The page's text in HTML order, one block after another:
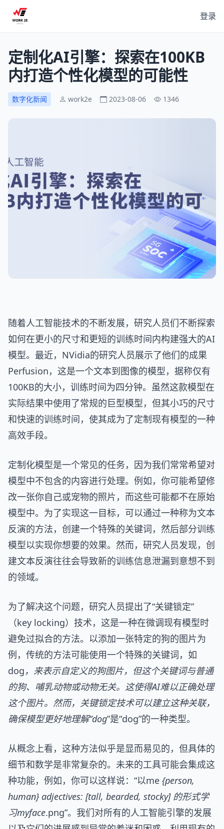
登录
定制化AI引擎：探索在100KB
内打造个性化模型的可能性
数字化新闻 work2e 2023-08-06 1346
随着人工智能技术的不断发展，研究人员们不断探索
如何在更小的尺寸和更短的训练时间内构建强大的AI
模型。最近，NVidia的研究人员展示了他们的成果
Perfusion，这是一个文本到图像的模型，据称仅有
100KB的大小，训练时间为四分钟。虽然这款模型在
实际结果中使用了常规的巨型模型，但其小巧的尺寸
和快速的训练时间，使其成为了定制现有模型的一种
高效手段。
定制化模型是一个常见的任务，因为我们常常希望对
模型中不包含的内容进行处理。例如，你可能希望修
改一张你自己或宠物的照片，而这些可能都不在原始
模型中。为了实现这一目标，可以通过一种称为文本
反演的方法，创建一个特殊的关键词，然后部分训练
模型以实现你想要的效果。然而，研究人员发现，创
建文本反演往往会导致新的训练信息泄漏到意想不到
的领域。
为了解决这个问题，研究人员提出了“关键锁定”
（key locking）技术，这是一种在微调现有模型时
避免过拟合的方法。以添加一张特定的狗的图片为
例，传统的方法可能使用一个特殊的关键词，如
dog，来表示自定义的狗图片，但这个关键词与普通
的狗、哺乳动物或动物无关。这使得AI难以正确处理
这个图片。然而，关键锁定技术可以建立这种关联，
确保模型更好地理解“dog”是“dog”的一种类型。
从概念上看，这种方法似乎是显而易见的，但具体的
细节和数学是非常复杂的。未来的工具可能会集成这
种功能，例如，你可以这样说：“以me {person,
human} adjectives: [tall, bearded, stocky] 的形式学
习myface.png”。我们对所有的人工智能引擎的发展